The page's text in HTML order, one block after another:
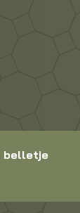
belletje